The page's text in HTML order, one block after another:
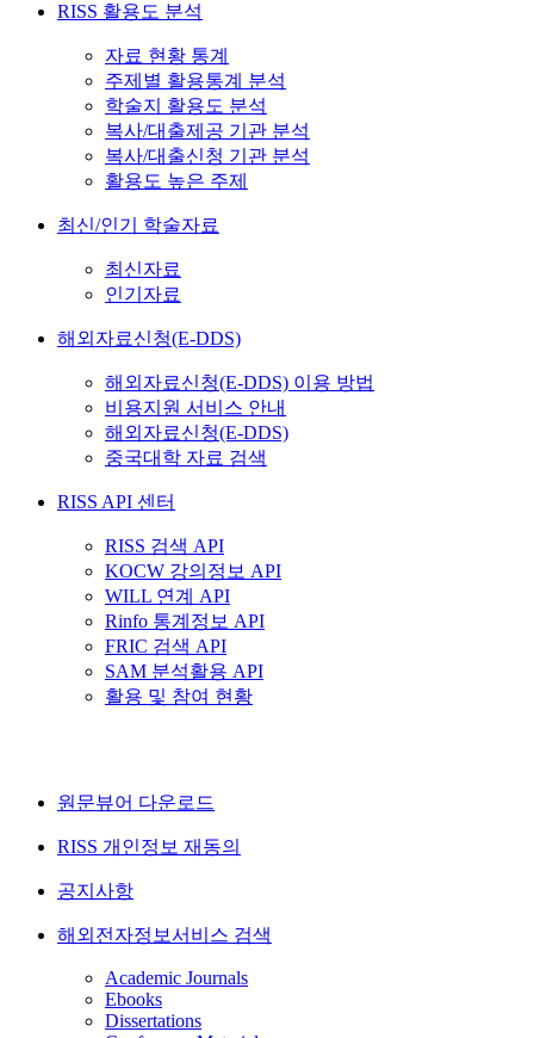
RISS 활용도 분석
자료 현황 통계
주제별 활용통계 분석
학술지 활용도 분석
복사/대출제공 기관 분석
복사/대출신청 기관 분석
활용도 높은 주제
최신/인기 학술자료
최신자료
인기자료
해외자료신청(E-DDS)
해외자료신청(E-DDS) 이용 방법
비용지원 서비스 안내
해외자료신청(E-DDS)
중국대학 자료 검색
RISS API 센터
RISS 검색 API
KOCW 강의정보 API
WILL 연계 API
Rinfo 통계정보 API
FRIC 검색 API
SAM 분석활용 API
활용 및 참여 현황
원문뷰어 다운로드
RISS 개인정보 재동의
공지사항
해외전자정보서비스 검색
Academic Journals
Ebooks
Dissertations